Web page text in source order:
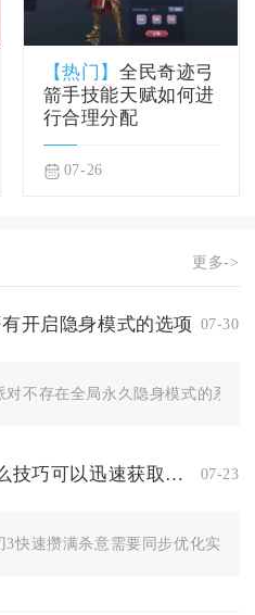
【热门】全民奇迹弓
箭手技能天赋如何进
行合理分配
07-26
更多->
开启隐身模式的选项 07-30
对不存在全局永久隐身模式的系统
影之刃3中有什么技巧可以迅速获取杀意 07-23
3快速攒满杀意需要同步优化实战